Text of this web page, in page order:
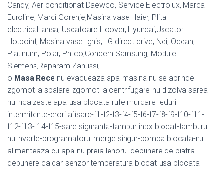
Candy, Aer conditionat Daewoo, Service Electrolux, Marca
Euroline, Marci Gorenje,Masina vase Haier, Plita
electricaHansa, Uscatoare Hoover, Hyundai,Uscator
Hotpoint, Masina vase Ignis, LG direct drive, Nei, Ocean,
Platinium, Polar, Philco,Concern Samsung, Module
Siemens,Reparam Zanussi,
o Masa Rece nu evacueaza apa-masina nu se aprinde-
zgomot la spalare-zgomot la centrifugare-nu dizolva sarea-
nu incalzeste apa-usa blocata-rufe murdare-leduri
intermitente-erori afisare-f1-f2-f3-f4-f5-f6-f7-f8-f9-f10-f11-
f12-f13-f14-f15-sare siguranta-tambur inox blocat-tamburul
nu invarte-programatorul merge singur-pompa blocata-nu
alimenteaza cu apa-nu preia lenorul-depunere de piatra-
depunere calcar-senzor temperatura blocat-usa blocata-